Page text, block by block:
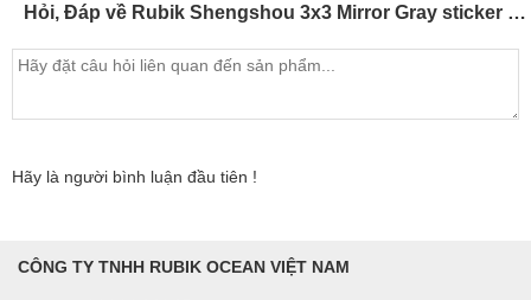
Hỏi, Đáp về Rubik Shengshou 3x3 Mirror Gray sticker white (SSMR17)
Hãy là người bình luận đầu tiên !
CÔNG TY TNHH RUBIK OCEAN VIỆT NAM